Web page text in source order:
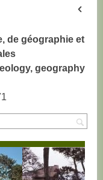
de géographie et
geography